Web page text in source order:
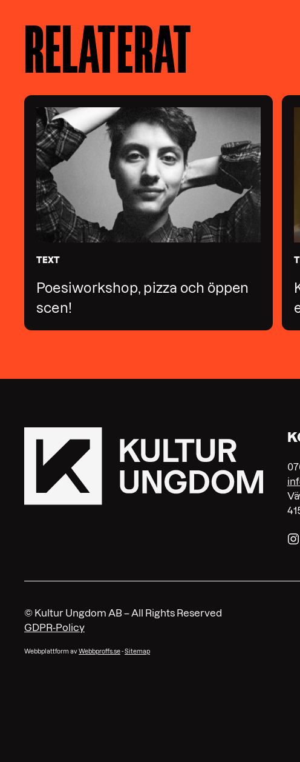
RELATERAT
TEXT
Poesiworkshop, pizza och öppen
scen!
© Kultur Ungdom AB – All Rights Reserved
GDPR-Policy
Webbplattform avWebbproffs.se-Sitemap